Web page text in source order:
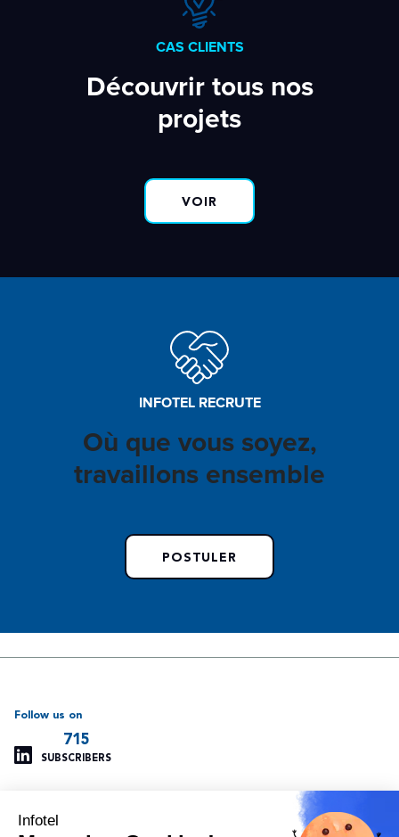
CAS CLIENTS
Découvrir tous nos
projets
VOIR
INFOTEL RECRUTE
Où que vous soyez,
travaillons ensemble
POSTULER
Our other websites
Follow us on
715
SUBSCRIBERS
Infotel